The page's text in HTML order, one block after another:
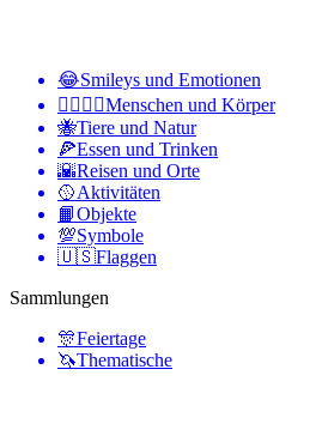
😂Smileys und Emotionen
👩‍❤️‍💋‍👨Menschen und Körper
🐝Tiere und Natur
🍕Essen und Trinken
🌇Reisen und Orte
🥎Aktivitäten
📙Objekte
💯Symbole
🇺🇸Flaggen
Sammlungen
🎊Feiertage
🦄Thematische